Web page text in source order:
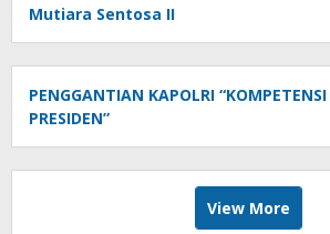
Mutiara Sentosa II
PENGGANTIAN KAPOLRI
PRESIDEN”
View More